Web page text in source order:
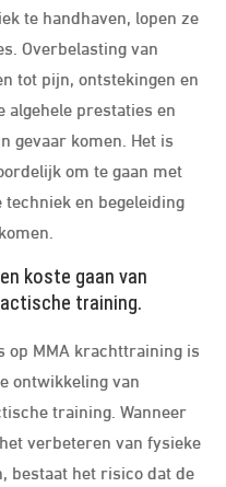
te handhaven, lopen ze
Overbelasting van
tot pijn, ontstekingen en
algehele prestaties en
gevaar komen. Het is
om te gaan met
en begeleiding
koste gaan van
training.
op MMA krachttraining is
ontwikkeling van
training. Wanneer
verbeteren van fysieke
bestaat het risico dat de